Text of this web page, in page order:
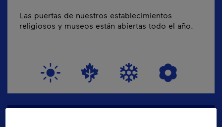
Las puertas de nuestros establecimientos
religiosos y museos están abiertas todo el año.